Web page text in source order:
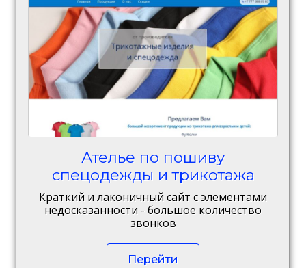
Ателье по пошиву
спецодежды и трикотажа
Краткий и лаконичный сайт с элементами
недосказанности - большое количество
звонков
Перейти